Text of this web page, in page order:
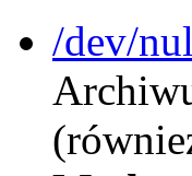
/dev/